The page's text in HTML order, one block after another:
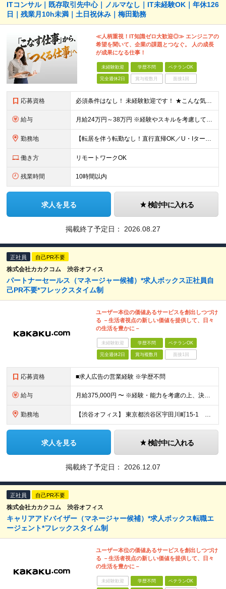
ITコンサル｜既存取引先中心｜ノルマなし｜IT未経験OK｜年休126
日｜残業月10h未満｜土日祝休み｜梅田勤務
≪人柄重視！IT知識ゼロ大歓迎◎≫ エンジニアの
希望を聞いて、企業の課題とつなぐ。 人の成長
が成果になる仕事！
未経験歓迎 学歴不問 ベテランOK
完全週休2日 賞与複数月 面接1回
応募資格 必須条件はなし！ 未経験歓迎です！ ★こんな気持ち、ありませんか？ □毎月の数字に追われるのがしんどい □売って終わりの関係にモヤモヤする □お客様ともっと長く付き合いたい □IT業界に興味はある
給与 月給24万円～38万円 ※経験やスキルを考慮して決定します ※試用期間6ヵ月（期間中の待遇、雇用形態に差異なし）
勤務地 【転居を伴う転勤なし！直行直帰OK／U・Iターン歓迎】 大阪府大阪市北区梅田2-5-6 桜橋八千代ビル 3階 (変更の範囲)上記を除く当社関連勤務地
働き方 リモートワークOK
残業時間 10時間以内
求人を見る 検討中に入れる
掲載終了予定日： 2026.08.27
正社員 自己PR不要
株式会社カカクコム 渋谷オフィス
パートナーセールス（マネージャー候補）*求人ボックス正社員自
己PR不要*フレックスタイム制
ユーザー本位の価値あるサービスを創出しつづけ
る －生活者視点の新しい価値を提供して、日々
の生活を豊かに－
未経験歓迎 学歴不問 ベテランOK
完全週休2日 賞与複数月 面接1回
応募資格 ■求人広告の営業経験 ※学歴不問
給与 月給375,000円 〜 ※経験・能力を考慮の上、決定します ※試用期間3カ月/期間中の雇用形態および処遇の変更はありません ※固定残業手当（35時間相当。超過分は支給） ※給与見直し年2回、賞与年1
勤務地 【渋谷オフィス】 東京都渋谷区宇田川町15-1 渋谷パルコDGビル ※（変更の範囲）会社の定める場所
求人を見る 検討中に入れる
掲載終了予定日： 2026.12.07
正社員 自己PR不要
株式会社カカクコム 渋谷オフィス
キャリアアドバイザー（マネージャー候補）*求人ボックス転職エ
ージェント*フレックスタイム制
ユーザー本位の価値あるサービスを創出しつづけ
る －生活者視点の新しい価値を提供して、日々
の生活を豊かに－
未経験歓迎 学歴不問 ベテランOK